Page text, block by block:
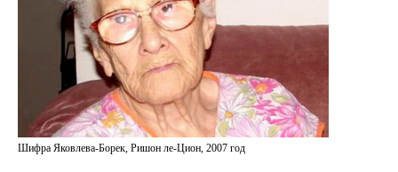
Шифра Яковлева-Борек, Ришон ле-Цион, 2007 год